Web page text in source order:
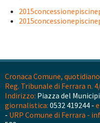
Cronaca Comune,
Reg. Tribunale di Ferrara n.
Indirizzo: Piazza del
giornalistica: 0532 419244 -
- URP Comune di Ferrara -